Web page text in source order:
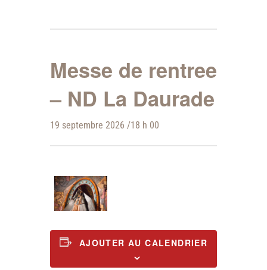
Messe de rentree
– ND La Daurade
19 septembre 2026 /18 h 00
AJOUTER AU CALENDRIER